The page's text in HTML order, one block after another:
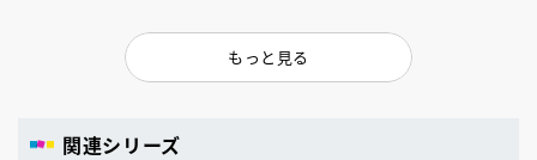
もっと見る
関連シリーズ